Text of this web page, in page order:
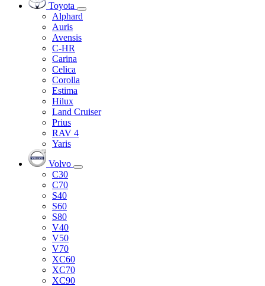
Toyota
Alphard
Auris
Avensis
C-HR
Carina
Celica
Corolla
Estima
Hilux
Land Cruiser
Prius
RAV 4
Yaris
Volvo
C30
C70
S40
S60
S80
V40
V50
V70
XC60
XC70
XC90